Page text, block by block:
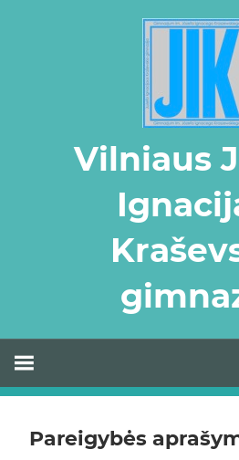
Vilniaus
Pareigybės